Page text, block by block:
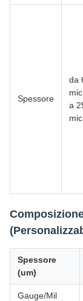
Spessore
da
a
Spessore
(um)
Gauge/Mil